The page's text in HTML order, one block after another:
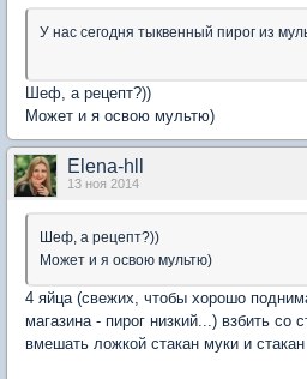
У нас сегодня тыквенный пирог из
Шеф, а рецепт?))
Может и я освою мультю)
Elena-hll
13 ноя 2014
Шеф, а рецепт?))
Может и я освою мультю)
4 яйца (свежих, чтобы хорошо
магазина - пирог низкий...) взбить со
вмешать ложкой стакан муки и